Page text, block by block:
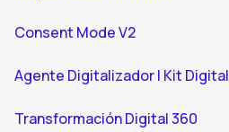
Consent Mode V2
Agente Digitalizador | Kit Digital
Transformación Digital 360